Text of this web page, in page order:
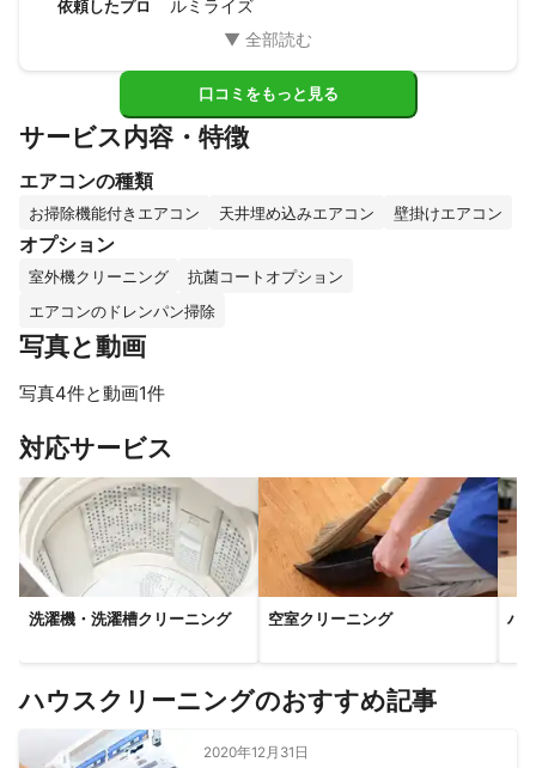
依頼したプロ ルミライズ
口コミをもっと見る
サービス内容・特徴
エアコンの種類
お掃除機能付きエアコン 天井埋め込みエアコン 壁掛けエアコン
オプション
室外機クリーニング
抗菌コートオプション
エアコンのドレンパン掃除
写真と動画
写真4件と動画1件
対応サービス
洗濯機・洗濯槽クリーニング 空室クリーニング ハ
ハウスクリーニングのおすすめ記事
2020年12月31日